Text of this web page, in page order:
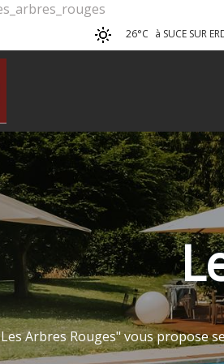
26°C à SUCE SUR
Arbres Rouges" vous propose